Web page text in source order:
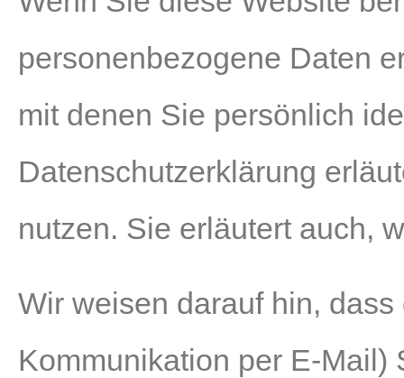
personenbezogene Daten
mit denen Sie persönlich
Datenschutzerklärung
nutzen. Sie erläutert auch,
Wir weisen darauf hin,
Kommunikation per E-